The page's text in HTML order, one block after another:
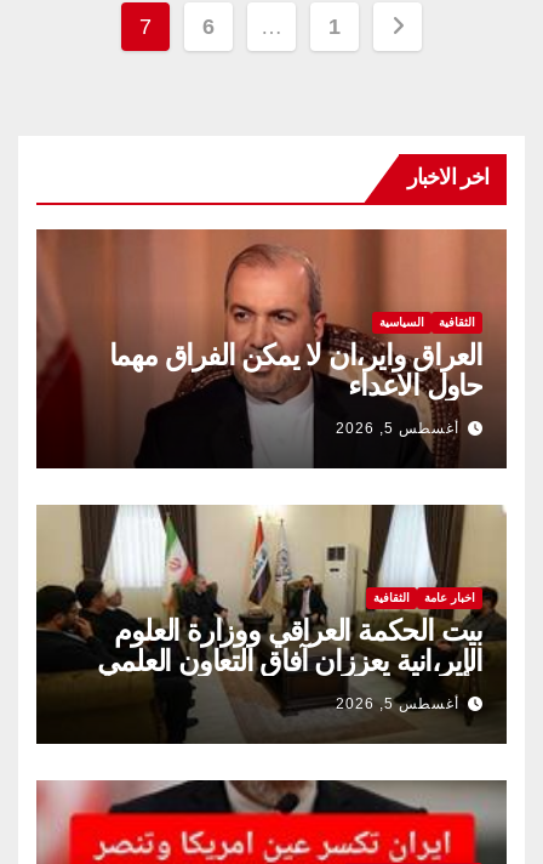
تعدد
1
…
6
7
اخر الاخبار
الثقافية السياسية
العراق واير،ان لا يمكن الفراق مهما
حاول الاعداء
أغسطس 5, 2026
اخبار عامة الثقافية
بيت الحكمة العراقي ووزارة العلوم
الإير،انية يعززان آفاق التعاون العلمي
والثقافي.
أغسطس 5, 2026